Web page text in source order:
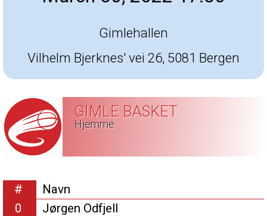
Gimlehallen
Vilhelm Bjerknes' vei 26, 5081 Bergen
GIMLE BASKET
Hjemme
#
Navn
0
Jørgen Odfjell